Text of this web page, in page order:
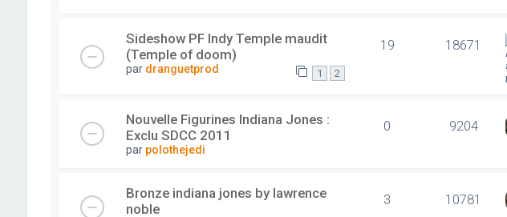
Sideshow PF Indy Temple maudit
(Temple of doom)
par dranguetprod 1 2
19 18671
Nouvelle Figurines Indiana Jones :
Exclu SDCC 2011
par polothejedi
0 9204
Bronze indiana jones by lawrence
noble
3 10781